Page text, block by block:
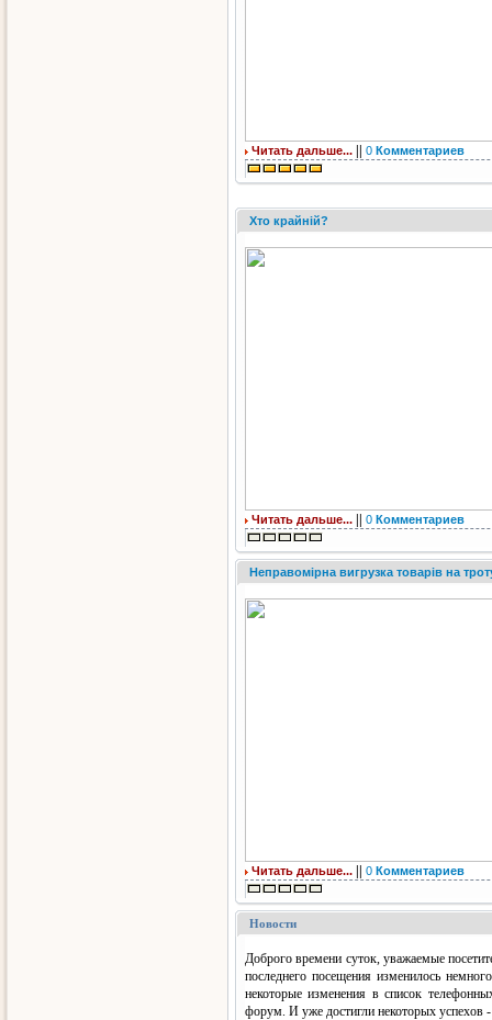
Читать дальше... 0 Комментариев
Хто крайній?
Читать дальше... 0 Комментариев
Неправомірна вигрузка товарів на
Читать дальше... 0 Комментариев
Новости
Доброго времени суток, уважаемые
последнего посещения изменилось
некоторые изменения в список
форум. И уже достигли некоторых успехов